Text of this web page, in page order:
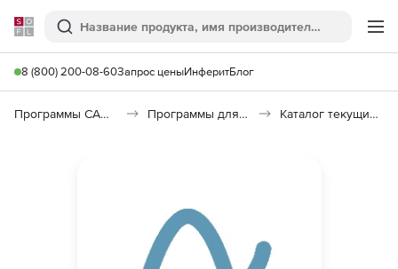
Softline
Поиск
8 (800) 200-08-60Запрос ценыИнферитБлог
Программы САПР и ГИС Программы для документооборота Каталог текущих цен в строительстве (КТЦ)